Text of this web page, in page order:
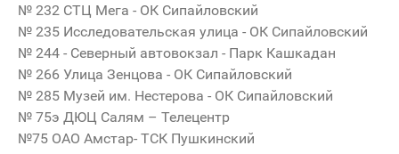
№ 232 СТЦ Мега - ОК Сипайловский
№ 235 Исследовательская улица - ОК Сипайловский
№ 244 - Северный автовокзал - Парк Кашкадан
№ 266 Улица Зенцова - ОК Сипайловский
№ 285 Музей им. Нестерова - ОК Сипайловский
№ 75э ДЮЦ Салям – Телецентр
№75 ОАО Амстар- ТСК Пушкинский